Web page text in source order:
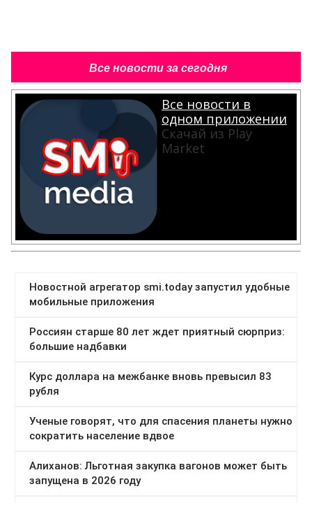
Все новости за сегодня
Все новости в
одном приложении
Скачай из Play
Market